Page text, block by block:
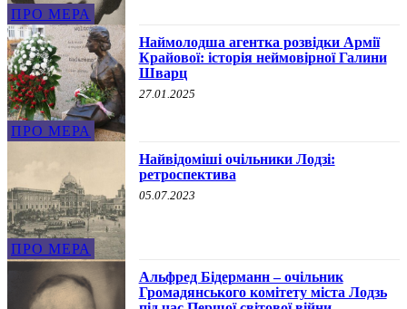
ПРО МЕРА
ПРО МЕРА
Наймолодша агентка розвідки Армії
Крайової: історія неймовірної Галини
Шварц
27.01.2025
ПРО МЕРА
Найвідоміші очільники Лодзі:
ретроспектива
05.07.2023
Альфред Бідерманн – очільник
Громадянського комітету міста Лодзь